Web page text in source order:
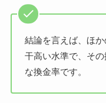
結論を言えば、ほ
干高い水準で、そ
な換金率です。